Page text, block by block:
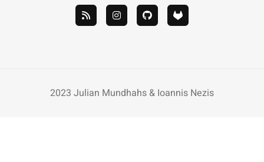
2023 Julian Mundhahs & Ioannis Nezis